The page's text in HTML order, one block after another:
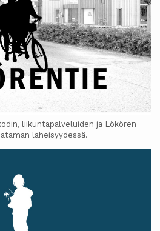
liikuntapalveluiden ja Lökören
läheisyydessä.